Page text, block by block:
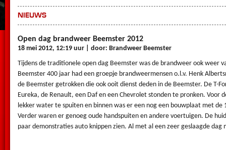
NIEUWS
Open dag brandweer Beemster 2012
18 mei 2012, 12:19 uur | door: Brandweer Beemster
Tijdens de traditionele open dag Beemster was de brandweer ook weer
Beemster 400 jaar had een groepje brandweermensen o.l.v. Henk
de Beemster getrokken die ook ooit dienst deden in de Beemster. De T-
Eureka, de Renault, een Daf en een Chevrolet stonden te pronken. Voor
lekker water te spuiten en binnen was er een nog een bouwplaat met
Verder waren er genoeg oude handspuiten en andere voertuigen. De
paar demonstraties auto knippen zien. Al met al een zeer geslaagde dag